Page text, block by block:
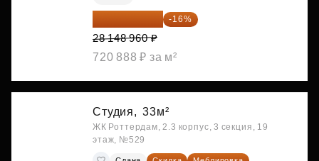
23 645 126 ₽ -16%
28 148 960 ₽
720 888 ₽ за м²
Студия, 33м²
ЖК Роттердам, 2.3 корпус, 3 секция, 19
этаж, №529